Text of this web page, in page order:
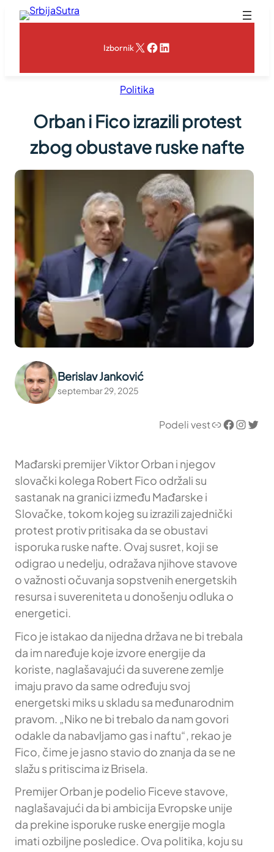
Skoči
IzbornikX Facebook
LinkedIn
Politika
Orban i Fico izrazili protest
zbog obustave ruske nafte
Berislav Janković
septembar 29, 2025
Podeli vestLink Facebook InstagramTwitter
Mađarski premijer Viktor Orban i njegov
slovački kolega Robert Fico održali su
sastanak na granici između Mađarske i
Slovačke, tokom kojeg su izrazili zajednički
protest protiv pritisaka da se obustavi
isporuka ruske nafte. Ovaj susret, koji se
odigrao u nedelju, odražava njihove stavove
o važnosti očuvanja sopstvenih energetskih
resursa i suvereniteta u donošenju odluka o
energetici.
Fico je istakao da nijedna država ne bi trebala
da im naređuje koje izvore energije da
koriste, naglašavajući da suverene zemlje
imaju pravo da same određuju svoj
energetski miks u skladu sa međunarodnim
pravom. „Niko ne bi trebalo da nam govori
odakle da nabavljamo gas i naftu“, rekao je
Fico, čime je jasno stavio do znanja da se ne
slažu s pritiscima iz Brisela.
Premijer Orban je podelio Ficeve stavove,
naglašavajući da bi ambicija Evropske unije
da prekine isporuke ruske energije mogla
imati ozbiljne posledice. Ova politika, koju su